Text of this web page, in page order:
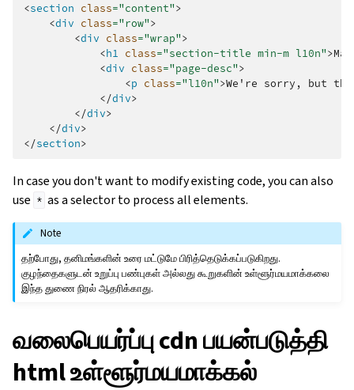
<section class="content">
<div class="row">
<div class="wrap">
<h1 class="section-title min-m l10n">
<div class="page-desc">
<p class="l10n">We're sorry, but
</div>
</div>
</div>
</section>
In case you don't want to modify existing code, you can also
use * as a selector to process all elements.
Note
தற்போது, தனிமங்களின் உரை மட்டுமே பிரித்தெடுக்கப்படுகிறது.
குழந்தைகளுடன் உறுப்பு பண்புகள் அல்லது கூறுகளின் உள்ளூர்மயமாக்கலை
இந்த துணை நிரல் ஆதரிக்காது.
வலைபெயர்ப்பு cdn பயன்படுத்தி
html உள்ளூர்மயமாக்கல்